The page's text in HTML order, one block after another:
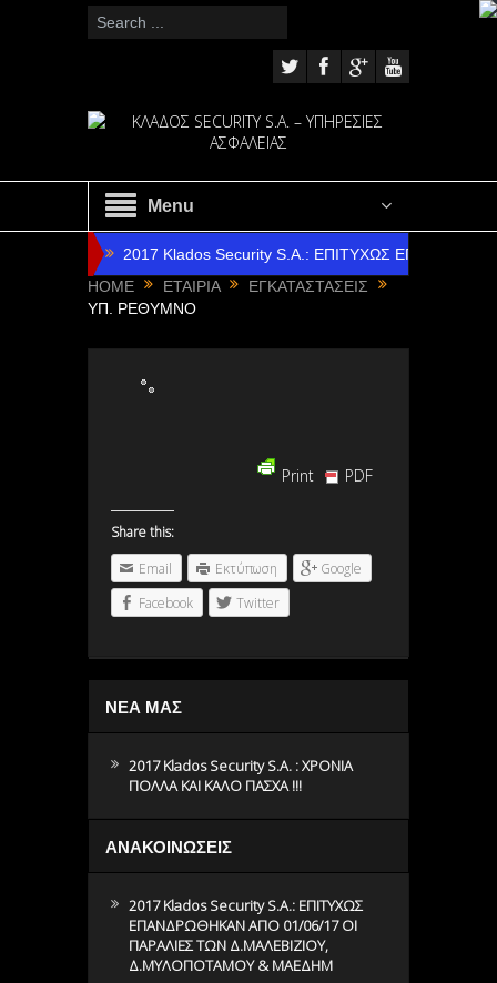
Menu
2017 Klados Security S.A.: ΕΠΙΤΥΧΩΣ
2016 Klados Security S.A.: ΕΠΙΤΥΧΗΣ Ο
2014 Klados Security S.A.: ΕΠΙΤΥΧΗΣ Η
2017 Klados Security S.A. : ΧΡΟΝΙΑ ΠΟΛΛΑ ΚΑΙ
HOME ΕΤΑΙΡΙΑ
ΕΓΚΑΤΑΣΤΑΣΕΙΣ
ΥΠ. ΡΕΘΥΜΝΟ
Print PDF
Share this:
Email
Εκτύπωση
Google
Facebook
Twitter
ΝΕΑ ΜΑΣ
2017 Klados Security S.A. : ΧΡΟΝΙΑ
ΠΟΛΛΑ ΚΑΙ ΚΑΛΟ ΠΑΣΧΑ !!!
ΑΝΑΚΟΙΝΩΣΕΙΣ
2017 Klados Security S.A.: ΕΠΙΤΥΧΩΣ
ΕΠΑΝΔΡΩΘΗΚΑΝ ΑΠΟ 01/06/17 ΟΙ
ΠΑΡΑΛΙΕΣ ΤΩΝ Δ.ΜΑΛΕΒΙΖΙΟΥ,
Δ.ΜΥΛΟΠΟΤΑΜΟΥ & ΜΑΕΔΗΜ